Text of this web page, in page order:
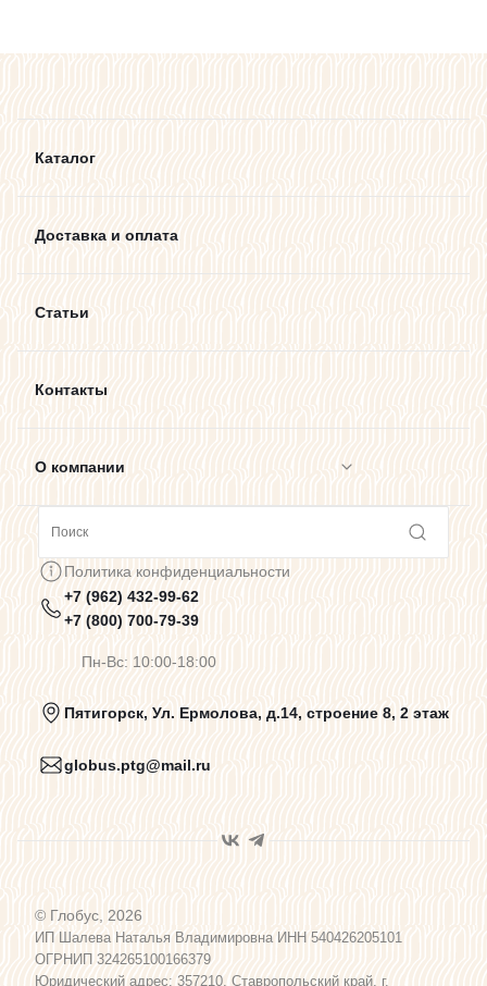
Каталог
Доставка и оплата
Статьи
Контакты
О компании
Предупреждения о цветопередаче
Политика конфиденциальности
Пользовательское соглашение
Программа лояльности
Политика конфиденциальности
+7 (962) 432-99-62
+7 (800) 700-79-39
Пн-Вс: 10:00-18:00
Пятигорск, Ул. Ермолова, д.14, строение 8, 2 этаж
globus.ptg@mail.ru
© Глобус, 2026
ИП Шалева Наталья Владимировна ИНН 540426205101
ОГРНИП 324265100166379
Юридический адрес: 357210, Ставропольский край, г.